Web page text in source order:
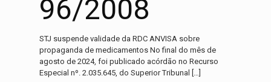
96/2008
STJ suspende validade da RDC ANVISA sobre
propaganda de medicamentos No final do mês de
agosto de 2024, foi publicado acórdão no Recurso
Especial nº. 2.035.645, do Superior Tribunal
[…]